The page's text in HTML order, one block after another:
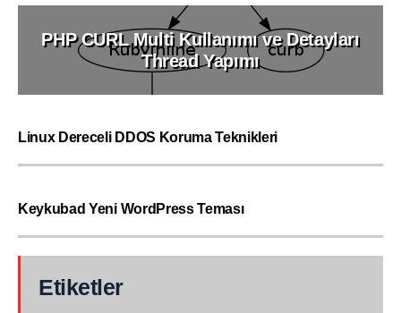
PHP CURL Multi Kullanımı ve Detayları
Thread Yapımı
Linux Dereceli DDOS Koruma Teknikleri
Keykubad Yeni WordPress Teması
Etiketler